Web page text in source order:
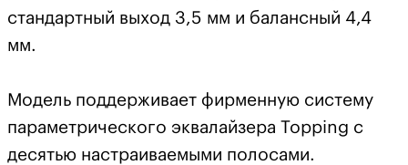
стандартный выход 3,5 мм и балансный 4,4
мм.
Модель поддерживает фирменную систему
параметрического эквалайзера Topping с
десятью настраиваемыми полосами.